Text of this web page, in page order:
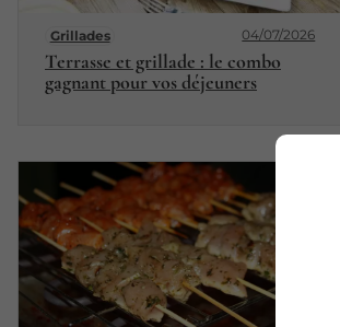
Grillades 04/07/2026
Terrasse et grillade : le combo
gagnant pour vos déjeuners